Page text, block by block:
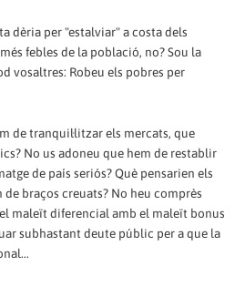
dèria per "estalviar" a costa dels
febles de la població, no? Sou la
vosaltres: Robeu els pobres per
de tranquil·litzar els mercats, que
No us adoneu que hem de restablir
de país seriós? Què pensarien els
de braços creuats? No heu comprès
maleït diferencial amb el maleït bonus
subhastant deute públic per a que la